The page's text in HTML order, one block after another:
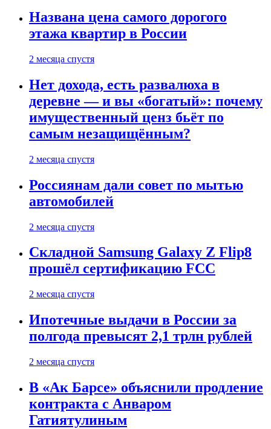
Названа цена самого дорогого
этажа квартир в России
2 месяца спустя
Нет дохода, есть развалюха в
деревне — и вы «богатый»: почему
имущественный ценз бьёт по
самым незащищённым?
2 месяца спустя
Россиянам дали совет по мытью
автомобилей
2 месяца спустя
Складной Samsung Galaxy Z Flip8
прошёл сертификацию FCC
2 месяца спустя
Ипотечные выдачи в России за
полгода превысят 2,1 трлн рублей
2 месяца спустя
В «Ак Барсе» объяснили продление
контракта с Анваром
Гатиятулиным